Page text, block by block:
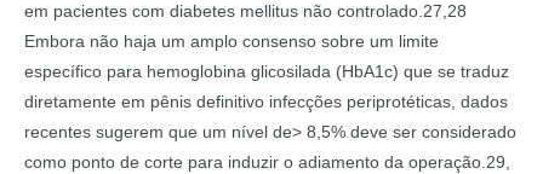
em pacientes com diabetes mellitus não controlado.27,28
Embora não haja um amplo consenso sobre um limite
específico para hemoglobina glicosilada (HbA1c) que se traduz
diretamente em pênis definitivo infecções periprotéticas, dados
recentes sugerem que um nível de> 8,5% deve ser considerado
como ponto de corte para induzir o adiamento da operação.29,